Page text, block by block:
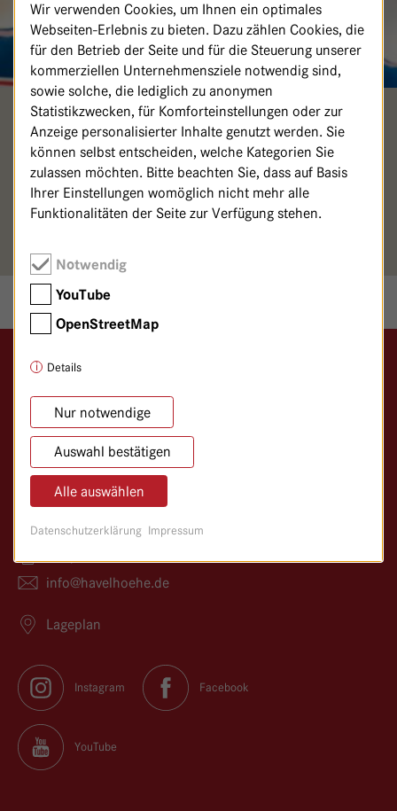
RAINER KÖCK
Rhythm. Masseur
030/36501-374
Logo GKH Havelhöhe
Gemeinschaftskrankenhaus Havelhöhe
Klinik für Anthroposophische Medizin
Kladower Damm 221
14089 Berlin
030/365 01–0
info@havelhoehe.de
Lageplan
Instagram Facebook
YouTube
Wir verwenden Cookies, um Ihnen ein optimales
Webseiten-Erlebnis zu bieten. Dazu zählen Cookies, die
für den Betrieb der Seite und für die Steuerung unserer
kommerziellen Unternehmensziele notwendig sind,
sowie solche, die lediglich zu anonymen
Statistikzwecken, für Komforteinstellungen oder zur
Anzeige personalisierter Inhalte genutzt werden. Sie
können selbst entscheiden, welche Kategorien Sie
zulassen möchten. Bitte beachten Sie, dass auf Basis
Ihrer Einstellungen womöglich nicht mehr alle
Funktionalitäten der Seite zur Verfügung stehen.
Notwendig
YouTube
OpenStreetMap
Details
Nur notwendige
Auswahl bestätigen
Alle auswählen
Datenschutzerklärung Impressum